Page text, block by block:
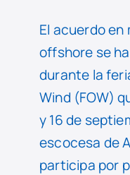
El acuerdo
offshore se
durante la
Wind (FOW)
y 16 de
escocesa de
participa por